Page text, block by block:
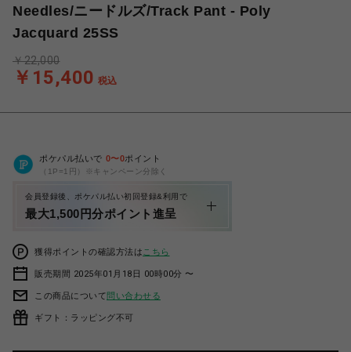
Needles/ニードルズ/Track Pant - Poly
Jacquard 25SS
￥15,400 税込
￥22,000
ポケパル払いで 0〜0ポイント
（1P=1円）※キャンペーン分除く
会員登録後、ポケパル払い初回登録&利用で
最大1,500円分ポイント進呈
獲得ポイントの確認方法は こちら
販売期間 2025年01月18日 00時00分 〜
この商品について問い合わせる
ギフト：ラッピング不可